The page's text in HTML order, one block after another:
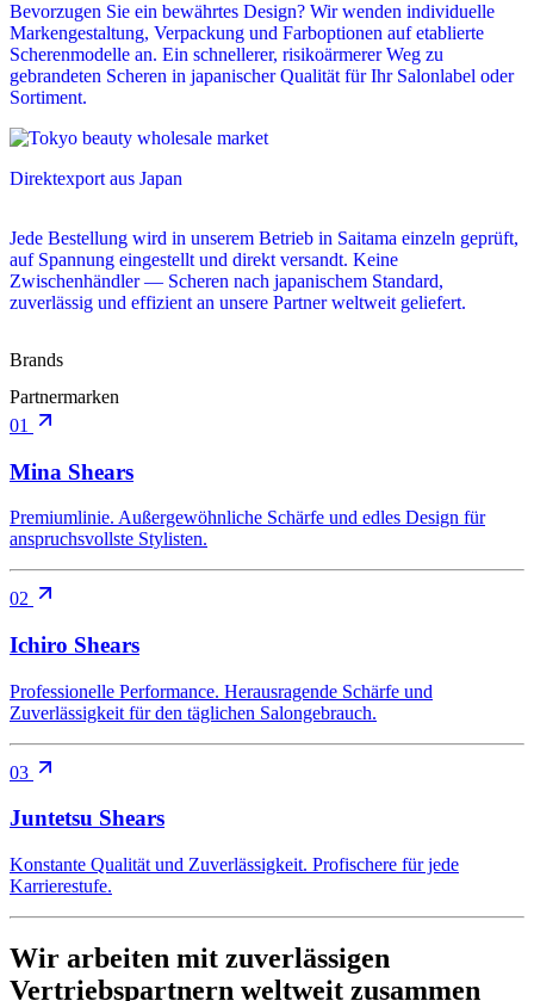
Bevorzugen Sie ein bewährtes Design? Wir wenden individuelle
Markengestaltung, Verpackung und Farboptionen auf etablierte
Scherenmodelle an. Ein schnellerer, risikoärmerer Weg zu
gebrandeten Scheren in japanischer Qualität für Ihr Salonlabel oder
Sortiment.
Direktexport aus Japan
Jede Bestellung wird in unserem Betrieb in Saitama einzeln geprüft,
auf Spannung eingestellt und direkt versandt. Keine
Zwischenhändler — Scheren nach japanischem Standard,
zuverlässig und effizient an unsere Partner weltweit geliefert.
Brands
Partnermarken
01
Mina Shears
Premiumlinie. Außergewöhnliche Schärfe und edles Design für
anspruchsvollste Stylisten.
02
Ichiro Shears
Professionelle Performance. Herausragende Schärfe und
Zuverlässigkeit für den täglichen Salongebrauch.
03
Juntetsu Shears
Konstante Qualität und Zuverlässigkeit. Profischere für jede
Karrierestufe.
Wir arbeiten mit zuverlässigen
Vertriebspartnern weltweit zusammen